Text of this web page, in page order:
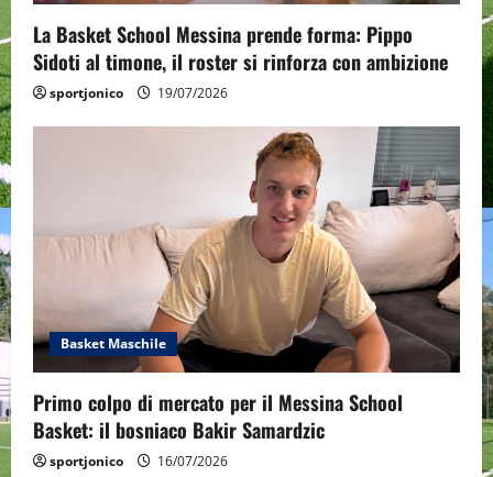
La Basket School Messina prende forma: Pippo
Sidoti al timone, il roster si rinforza con ambizione
sportjonico 19/07/2026
Basket Maschile
Primo colpo di mercato per il Messina School
Basket: il bosniaco Bakir Samardzic
sportjonico 16/07/2026